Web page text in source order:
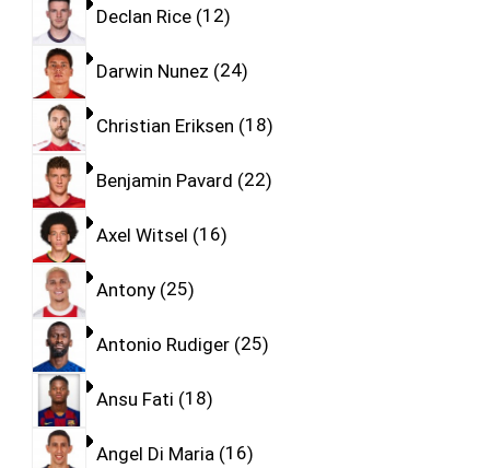
Declan Rice 12
Darwin Nunez 24
Christian Eriksen 18
Benjamin Pavard 22
Axel Witsel 16
Antony 25
Antonio Rudiger 25
Ansu Fati 18
Angel Di Maria 16